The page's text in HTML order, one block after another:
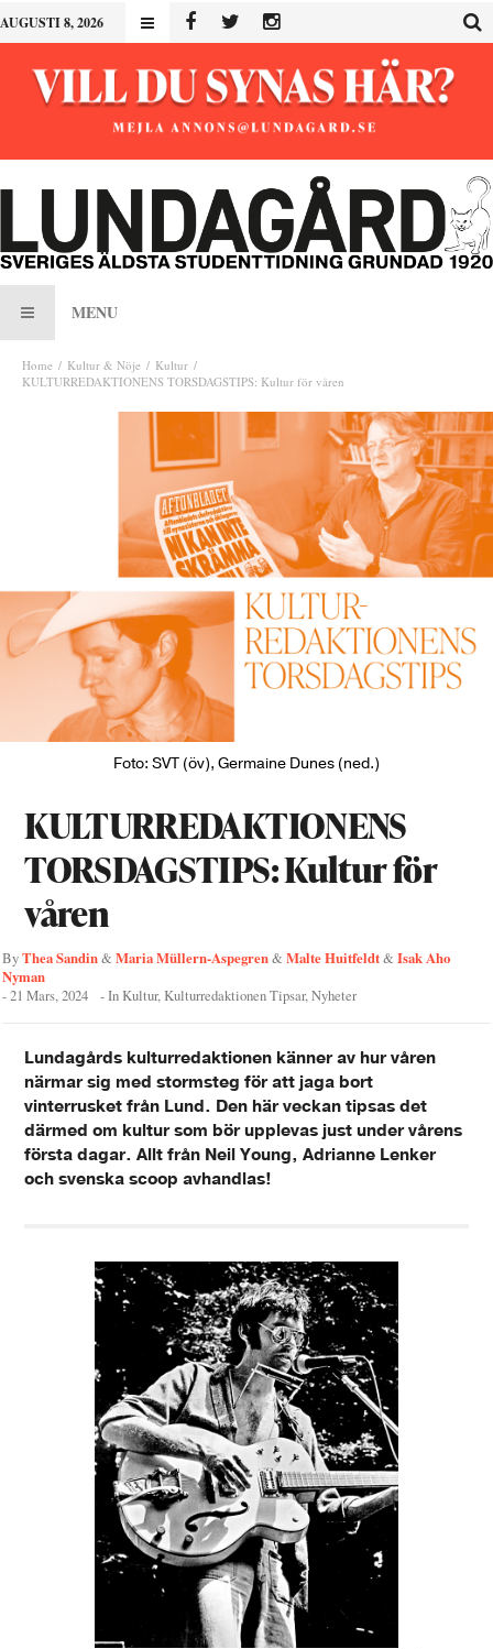
AUGUSTI 8, 2026
MENU
Home Kultur & Nöje
Kultur
KULTURREDAKTIONENS TORSDAGSTIPS: Kultur för våren
Foto: SVT (öv), Germaine Dunes (ned.)
KULTURREDAKTIONENS
TORSDAGSTIPS: Kultur för
våren
ByThea Sandin&Maria Müllern-Aspegren&Malte Huitfeldt&Isak Aho
Nyman
-21 Mars, 2024 - In Kultur, Kulturredaktionen Tipsar,Nyheter
Lundagårds kulturredaktionen känner av hur våren
närmar sig med stormsteg för att jaga bort
vinterrusket från Lund. Den här veckan tipsas det
därmed om kultur som bör upplevas just under vårens
första dagar. Allt från Neil Young, Adrianne Lenker
och svenska scoop avhandlas!